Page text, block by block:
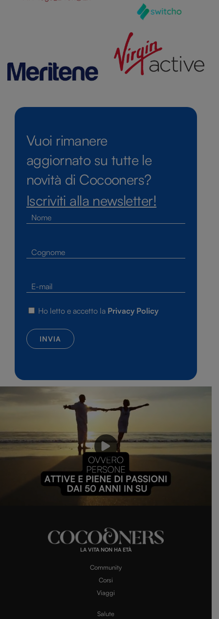
Vuoi rimanere
aggiornato su tutte le
novità di Cocooners?
Iscriviti alla newsletter!
Ho letto e accetto la Privacy Policy
P
l
a
y
V
:
1
0
.
0
LA VITA NON HA ETÀ
Community
Corsi
Viaggi
Salute